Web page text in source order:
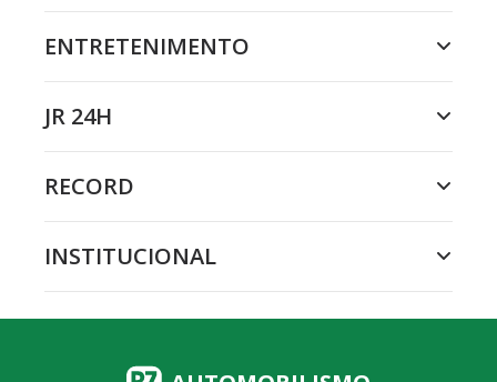
ENTRETENIMENTO
JR 24H
RECORD
INSTITUCIONAL